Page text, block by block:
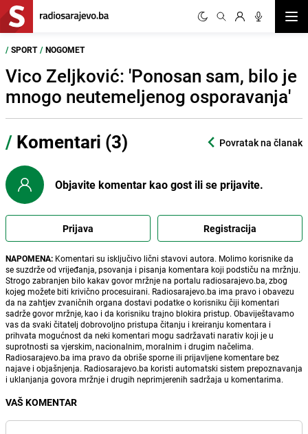
/ SPORT / NOGOMET
Vico Zeljković: 'Ponosan sam, bilo je
mnogo neutemeljenog osporavanja'
/ Komentari (3) Povratak na članak
Objavite komentar kao gost ili se prijavite.
Prijava Registracija
NAPOMENA: Komentari su isključivo lični stavovi autora. Molimo korisnike da
se suzdrže od vrijeđanja, psovanja i pisanja komentara koji podstiču na mržnju.
Strogo zabranjen bilo kakav govor mržnje na portalu radiosarajevo.ba, zbog
kojeg možete biti krivično procesuirani. Radiosarajevo.ba ima pravo i obavezu
da na zahtjev zvaničnih organa dostavi podatke o korisniku čiji komentari
sadrže govor mržnje, kao i da korisniku trajno blokira pristup. Obaviještavamo
vas da svaki čitatelj dobrovoljno pristupa čitanju i kreiranju komentara i
prihvata mogućnost da neki komentari mogu sadržavati narativ koji je u
suprotnosti sa vjerskim, nacionalnim, moralnim i drugim načelima.
Radiosarajevo.ba ima pravo da obriše sporne ili prijavljene komentare bez
najave i objašnjenja. Radiosarajevo.ba koristi automatski sistem prepoznavanja
i uklanjanja govora mržnje i drugih neprimjerenih sadržaja u komentarima.
VAŠ KOMENTAR